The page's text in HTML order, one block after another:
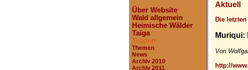
Über Website
Wald allgemein
Heimische Wälder
Taiga
Tropen
Themen
News
Archiv 2010
Archiv 2011
Aktuell
Die
Muriqui:
Von
http://